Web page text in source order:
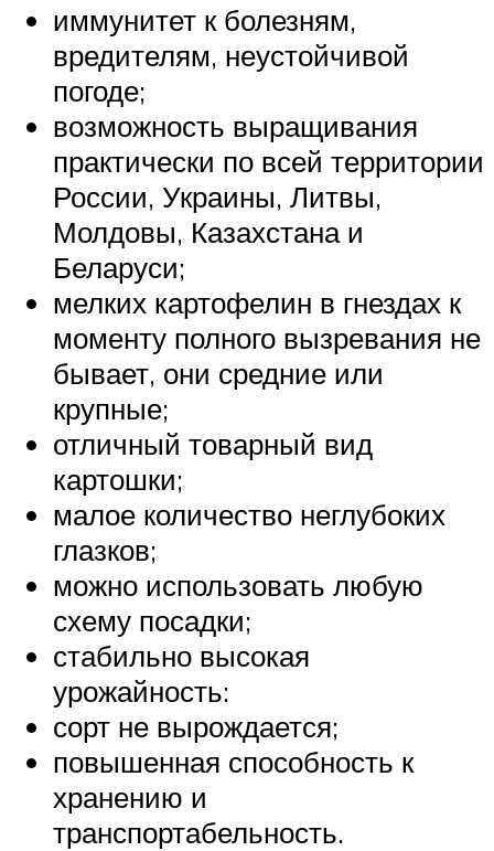
иммунитет к болезням,
вредителям, неустойчивой
погоде;
возможность выращивания
практически по всей территории
России, Украины, Литвы,
Молдовы, Казахстана и
Беларуси;
мелких картофелин в гнездах к
моменту полного вызревания не
бывает, они средние или
крупные;
отличный товарный вид
картошки;
малое количество неглубоких
глазков;
можно использовать любую
схему посадки;
стабильно высокая
урожайность:
сорт не вырождается;
повышенная способность к
хранению и
транспортабельность.